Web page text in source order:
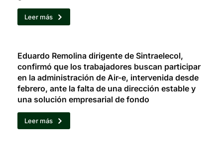
Leer más
Eduardo Remolina dirigente de Sintraelecol,
confirmó que los trabajadores buscan participar
en la administración de Air-e, intervenida desde
febrero, ante la falta de una dirección estable y
una solución empresarial de fondo
Leer más